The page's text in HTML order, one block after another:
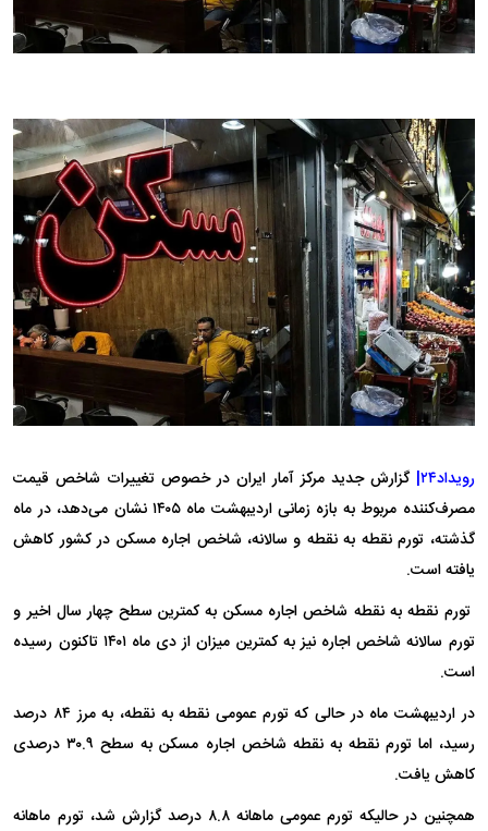
رویداد۲۴|
گزارش جدید مرکز آمار ایران در خصوص تغییرات شاخص قیمت
مصرف‌کننده مربوط به بازه زمانی اردیبهشت ماه ۱۴۰۵ نشان می‌دهد، در ماه
گذشته، تورم نقطه به نقطه و سالانه، شاخص اجاره مسکن در کشور کاهش
یافته است.
تورم نقطه به نقطه شاخص اجاره مسکن به کمترین سطح چهار سال اخیر و
تورم سالانه شاخص اجاره نیز به کمترین میزان از دی ماه ۱۴۰۱ تاکنون رسیده
است.
در اردیبهشت ماه در حالی که تورم عمومی نقطه به نقطه، به مرز ۸۴ درصد
رسید، اما تورم نقطه به نقطه شاخص اجاره مسکن به سطح ۳۰.۹ درصدی
کاهش یافت.
همچنین در حالیکه تورم عمومی ماهانه ۸.۸ درصد گزارش شد، تورم ماهانه